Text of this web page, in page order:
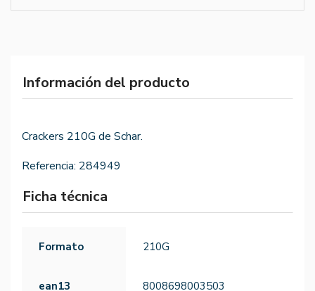
Información del producto
Crackers 210G de Schar.
Referencia: 284949
Ficha técnica
Formato 210G
ean13 8008698003503